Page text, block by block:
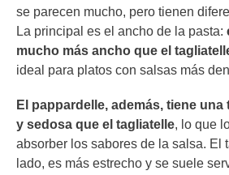
se parecen mucho, pero tienen
La principal es el ancho de la pasta:
mucho más ancho que el
ideal para platos con salsas más
El pappardelle, además, tiene
y sedosa que el tagliatelle, lo que
absorber los sabores de la salsa. El
lado, es más estrecho y se suele